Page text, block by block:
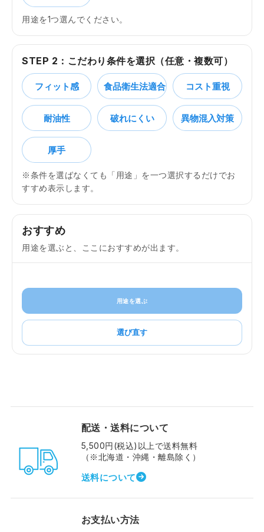
用途を1つ選んでください。
STEP 2：こだわり条件を選択（任意・複数可）
フィット感 食品衛生法適合 コスト重視
耐油性 破れにくい 異物混入対策
厚手
※条件を選ばなくても「用途」を一つ選択するだけでお
すすめ表示します。
おすすめ
用途を選ぶと、ここにおすすめが出ます。
用途を選ぶ
選び直す
配送・送料について
5,500円(税込)以上で送料無料
（※北海道・沖縄・離島除く）
送料について
お支払い方法